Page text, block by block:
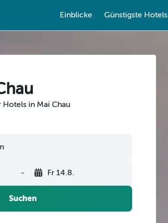
Einblicke Günstigste Hotels
in Mai Chau
- Fr 14.8.
Suchen